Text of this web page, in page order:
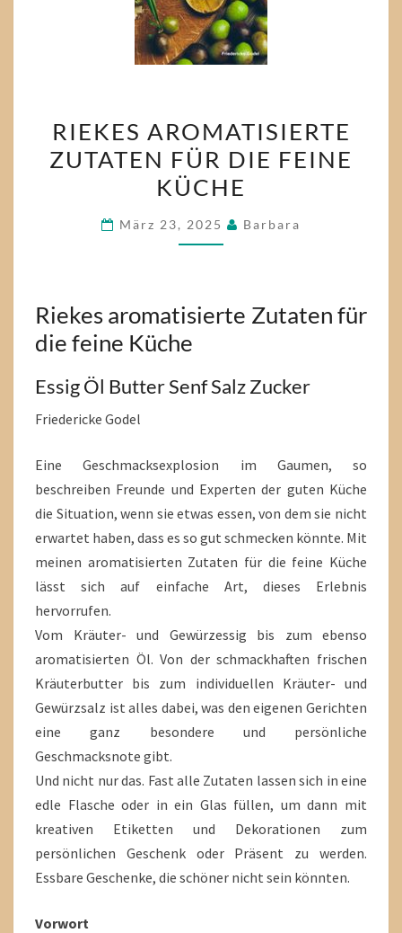
AROMATISIERTE
ZUTATEN
FÜR
FEINE
RIEKES AROMATISIERTE
ZUTATEN FÜR DIE FEINE
KÜCHE
März 23, 2025 Barbara
Riekes aromatisierte Zutaten für
die feine Küche
Essig Öl Butter Senf Salz Zucker
Friedericke Godel
Eine Geschmacksexplosion im Gaumen, so
beschreiben Freunde und Experten der guten Küche
die Situation, wenn sie etwas essen, von dem sie nicht
erwartet haben, dass es so gut schmecken könnte. Mit
meinen aromatisierten Zutaten für die feine Küche
lässt sich auf einfache Art, dieses Erlebnis
hervorrufen.
Vom Kräuter- und Gewürzessig bis zum ebenso
aromatisierten Öl. Von der schmackhaften frischen
Kräuterbutter bis zum individuellen Kräuter- und
Gewürzsalz ist alles dabei, was den eigenen Gerichten
eine ganz besondere und persönliche
Geschmacksnote gibt.
Und nicht nur das. Fast alle Zutaten lassen sich in eine
edle Flasche oder in ein Glas füllen, um dann mit
kreativen Etiketten und Dekorationen zum
persönlichen Geschenk oder Präsent zu werden.
Essbare Geschenke, die schöner nicht sein könnten.
Vorwort